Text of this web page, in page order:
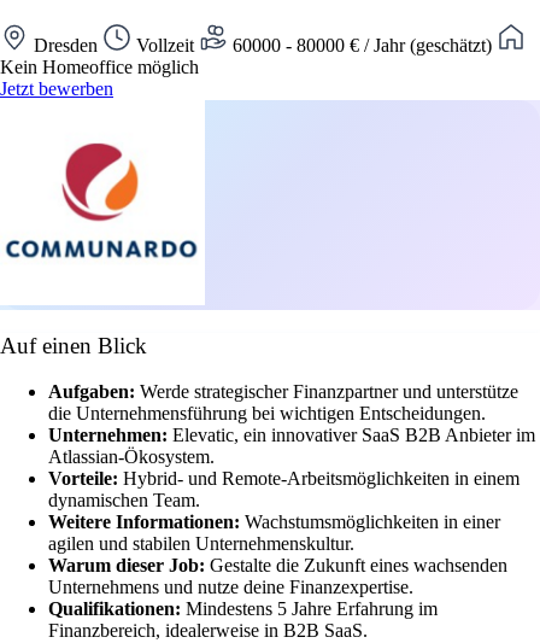
Dresden Vollzeit
60000 - 80000 € / Jahr (geschätzt)
Kein Homeoffice möglich
Jetzt bewerben
Auf einen Blick
Aufgaben: Werde strategischer Finanzpartner und unterstütze
die Unternehmensführung bei wichtigen Entscheidungen.
Unternehmen: Elevatic, ein innovativer SaaS B2B Anbieter im
Atlassian-Ökosystem.
Vorteile: Hybrid- und Remote-Arbeitsmöglichkeiten in einem
dynamischen Team.
Weitere Informationen: Wachstumsmöglichkeiten in einer
agilen und stabilen Unternehmenskultur.
Warum dieser Job: Gestalte die Zukunft eines wachsenden
Unternehmens und nutze deine Finanzexpertise.
Qualifikationen: Mindestens 5 Jahre Erfahrung im
Finanzbereich, idealerweise in B2B SaaS.